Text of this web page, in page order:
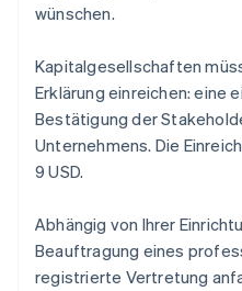
wünschen.
Kapitalgesellschaften
Erklärung einreichen: eine
Bestätigung der
Unternehmens. Die
9 USD.
Abhängig von Ihrer
Beauftragung eines
registrierte Vertretung